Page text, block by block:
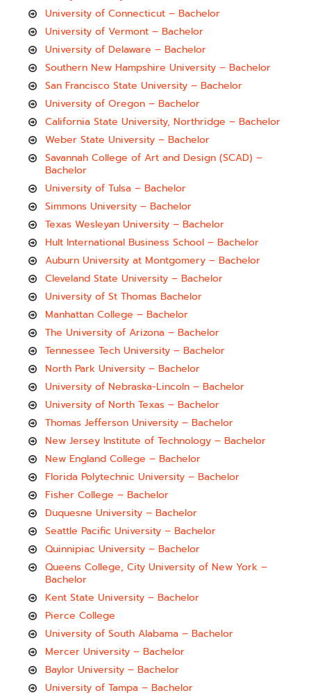
University of Connecticut – Bachelor
University of Vermont – Bachelor
University of Delaware – Bachelor
Southern New Hampshire University – Bachelor
San Francisco State University – Bachelor
University of Oregon – Bachelor
California State University, Northridge – Bachelor
Weber State University – Bachelor
Savannah College of Art and Design (SCAD) –
Bachelor
University of Tulsa – Bachelor
Simmons University – Bachelor
Texas Wesleyan University – Bachelor
Hult International Business School – Bachelor
Auburn University at Montgomery – Bachelor
Cleveland State University – Bachelor
University of St Thomas Bachelor
Manhattan College – Bachelor
The University of Arizona – Bachelor
Tennessee Tech University – Bachelor
North Park University – Bachelor
University of Nebraska-Lincoln – Bachelor
University of North Texas – Bachelor
Thomas Jefferson University – Bachelor
New Jersey Institute of Technology – Bachelor
New England College – Bachelor
Florida Polytechnic University – Bachelor
Fisher College – Bachelor
Duquesne University – Bachelor
Seattle Pacific University – Bachelor
Quinnipiac University – Bachelor
Queens College, City University of New York –
Bachelor
Kent State University – Bachelor
Pierce College
University of South Alabama – Bachelor
Mercer University – Bachelor
Baylor University – Bachelor
University of Tampa – Bachelor